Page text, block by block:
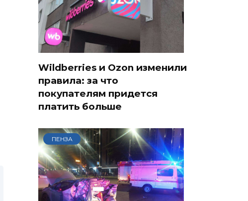
Wildberries и Ozon изменили
правила: за что
покупателям придется
платить больше
ПЕНЗА